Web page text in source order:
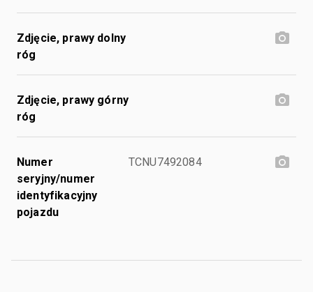
Zdjęcie, prawy dolny
róg
Zdjęcie, prawy górny
róg
Numer
seryjny/numer
identyfikacyjny
pojazdu
TCNU7492084